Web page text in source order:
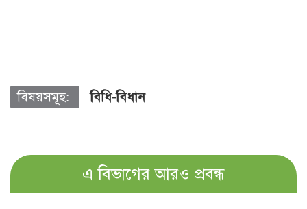
বিষয়সমূহ: বিধি-বিধান
এ বিভাগের আরও প্রবন্ধ